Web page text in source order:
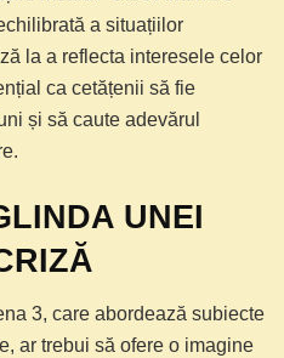
a situațiilor
la a reflecta interesele celor
ca cetățenii să fie
și să caute adevărul
UNEI
3, care abordează subiecte
ar trebui să ofere o imagine